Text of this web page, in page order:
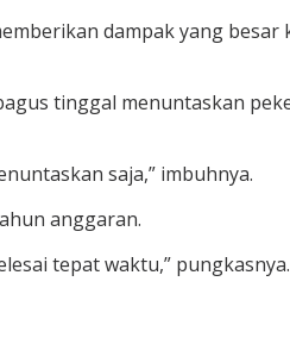
dampak yang besar
tinggal menuntaskan
saja,” imbuhnya.
anggaran.
tepat waktu,”